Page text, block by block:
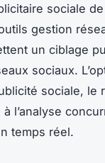
sociale
gestion
un ciblage
sociaux.
sociale, le
l’analyse
temps réel.